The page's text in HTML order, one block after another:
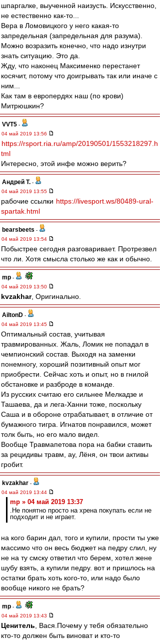
шпаргалке, выученной наизусть. Искусственно,
не естественно как-то...
Вера в Ломовицкого у него какая-то
запредельная (запредельная для разума).
Можно возразить конечно, что надо изнутри
знать ситуацию. Это да.
Жду, что наконец Максименко перестанет
косячит, потому что доигрывать так или иначе с
ним...
Как там в европердях наш (по крови)
Митрюшкин?
VVT5 -
04 май 2019 13:56
https://rsport.ria.ru/amp/20190501/1553218297.h
tml
Интересно, этой инфе можно верить?
Андрей Т. -
04 май 2019 13:55
рабочие ссылки https://livesport.ws/80489-ural-
spartak.html
bearsbeets -
04 май 2019 13:54
Побыстрее сегодня разговаривает. Протрезвел
что ли. Хотя смысла столько же как и обычно.
mp -
04 май 2019 13:50
kvzakhar, Оригинально.
AiltonD -
04 май 2019 13:45
Оптимальный состав, учитывая
травмированных. Жаль, Ломик не попадал в
чемпионский состав. Выходя на заменки
понемногу, хороший позитивный опыт мог
приобрести. Сейчас хоть и опыт, но в гнилой
обстановке и разброде в команде.
Из русских считаю его сильнее Мелкадзе и
Ташаева, да и лега-Ханни тоже, поскольку
Саша и в обороне отрабатывает, в отличие от
бумажного тигра. Игнатов понравился, может
толк быть, но его мало видел.
Вообще Травмапетова пора на бабки ставить
за рецидивы травм, ау, Лёня, он твои активы
гробит.
kvzakhar -
04 май 2019 13:44
mp » 04 май 2019 13:37
.Не понятно просто на хрена покупать если не
подходит и не играет.
на кого барин дал, того и купили, прости ты уже
массимо что он весь бюджет на педру слил, ну
не на ту смску ответил что берем, хотел жене
шубу взять, а купили педру. вот и пришлось на
остатки брать хоть кого-то, или надо было
вообще никого не брать?
mp -
04 май 2019 13:43
Ценитель , Вася.Почему у тебя обязательно
кто-то должен быть виноват и кто-то